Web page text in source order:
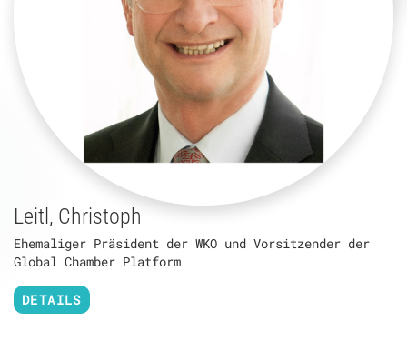
Leitl, Christoph
Ehemaliger Präsident der WKO und Vorsitzender der
Global Chamber Platform
DETAILS